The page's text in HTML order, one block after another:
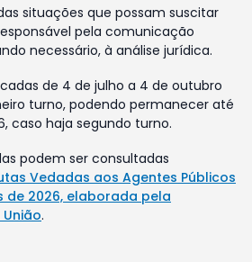
situações que possam suscitar
pela comunicação
necessário, à análise jurídica.
de 4 de julho a 4 de outubro
turno, podendo permanecer até
caso haja segundo turno.
podem ser consultadas
Vedadas aos Agentes Públicos
de 2026, elaborada pela
.